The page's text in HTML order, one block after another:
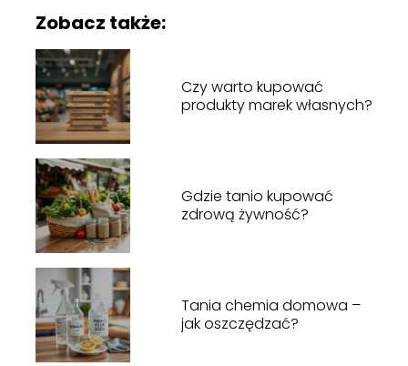
Zobacz także:
Czy warto kupować
produkty marek własnych?
Gdzie tanio kupować
zdrową żywność?
Tania chemia domowa –
jak oszczędzać?